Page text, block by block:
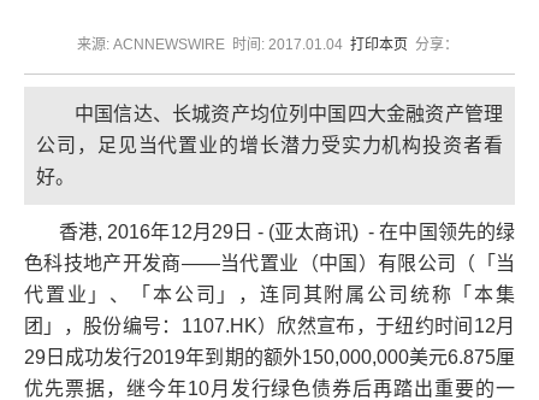
来源: ACNNEWSWIRE 时间: 2017.01.04 打印本页分享：
中国信达、长城资产均位列中国四大金融资产管理
公司，足见当代置业的增长潜力受实力机构投资者看
好。
香港, 2016年12月29日 - (亚太商讯) - 在中国领先的绿
色科技地产开发商——当代置业（中国）有限公司（「当
代置业」、「本公司」，连同其附属公司统称「本集
团」，股份编号：1107.HK）欣然宣布，于纽约时间12月
29日成功发行2019年到期的额外150,000,000美元6.875厘
优先票据，继今年10月发行绿色债券后再踏出重要的一